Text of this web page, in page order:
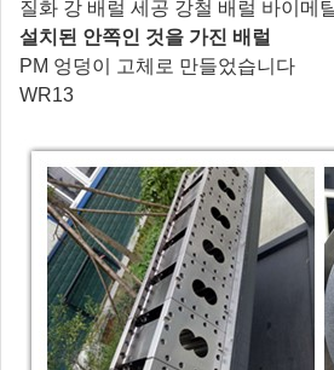
질화 강 배럴 세공 강철 배럴 바이메
설치된 안쪽인 것을 가진 배럴
PM 엉덩이 고체로 만들었습니다
WR13